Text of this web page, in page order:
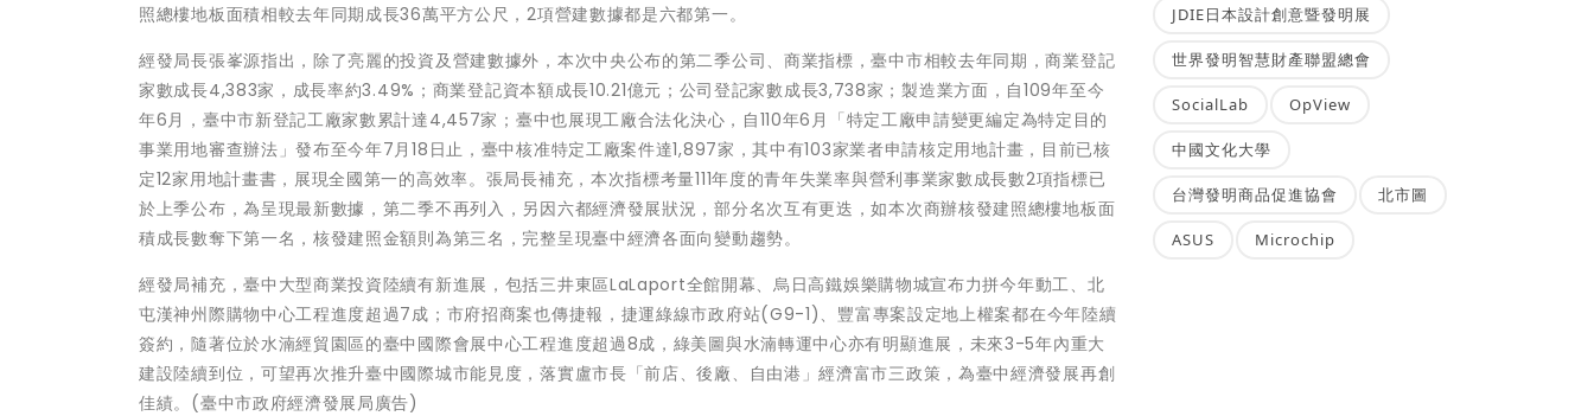
照總樓地板面積相較去年同期成長36萬平方公尺，2項營建數據都是六都第一。
經發局長張峯源指出，除了亮麗的投資及營建數據外，本次中央公布的第二季公司、商業指標，臺中市相較去年同期，商業登記
家數成長4,383家，成長率約3.49%；商業登記資本額成長10.21億元；公司登記家數成長3,738家；製造業方面，自109年至今
年6月，臺中市新登記工廠家數累計達4,457家；臺中也展現工廠合法化決心，自110年6月「特定工廠申請變更編定為特定目的
事業用地審查辦法」發布至今年7月18日止，臺中核准特定工廠案件達1,897家，其中有103家業者申請核定用地計畫，目前已核
定12家用地計畫書，展現全國第一的高效率。張局長補充，本次指標考量111年度的青年失業率與營利事業家數成長數2項指標已
於上季公布，為呈現最新數據，第二季不再列入，另因六都經濟發展狀況，部分名次互有更迭，如本次商辦核發建照總樓地板面
積成長數奪下第一名，核發建照金額則為第三名，完整呈現臺中經濟各面向變動趨勢。
經發局補充，臺中大型商業投資陸續有新進展，包括三井東區LaLaport全館開幕、烏日高鐵娛樂購物城宣布力拼今年動工、北
屯漢神州際購物中心工程進度超過7成；市府招商案也傳捷報，捷運綠線市政府站(G9-1)、豐富專案設定地上權案都在今年陸續
簽約，隨著位於水湳經貿園區的臺中國際會展中心工程進度超過8成，綠美圖與水湳轉運中心亦有明顯進展，未來3-5年內重大
建設陸續到位，可望再次推升臺中國際城市能見度，落實盧市長「前店、後廠、自由港」經濟富市三政策，為臺中經濟發展再創
佳績。(臺中市政府經濟發展局廣告)
JDIE日本設計創意暨發明展
世界發明智慧財產聯盟總會
SocialLab OpView
中國文化大學
台灣發明商品促進協會 北市圖
ASUS Microchip